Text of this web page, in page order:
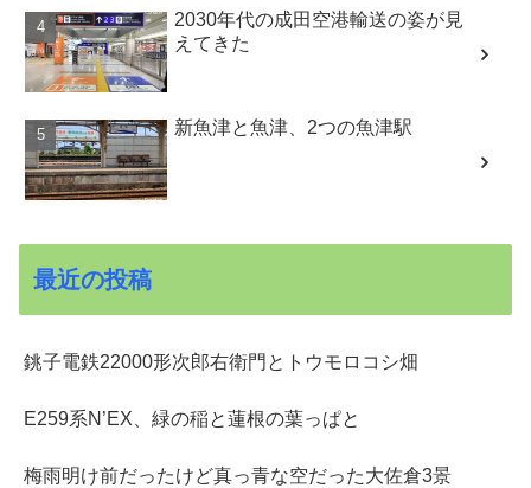
2030年代の成田空港輸送の姿が見
えてきた
新魚津と魚津、2つの魚津駅
最近の投稿
銚子電鉄22000形次郎右衛門とトウモロコシ畑
E259系N’EX、緑の稲と蓮根の葉っぱと
梅雨明け前だったけど真っ青な空だった大佐倉3景